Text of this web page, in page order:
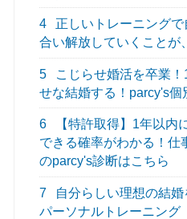
4
正しいトレーニング
合い解放していくことが
5
こじらせ婚活を卒業
せな結婚する！parcy's個
6
【特許取得】1年以内
できる確率がわかる！仕
のparcy's診断はこちら
7
自分らしい理想の結
パーソナルトレーニング